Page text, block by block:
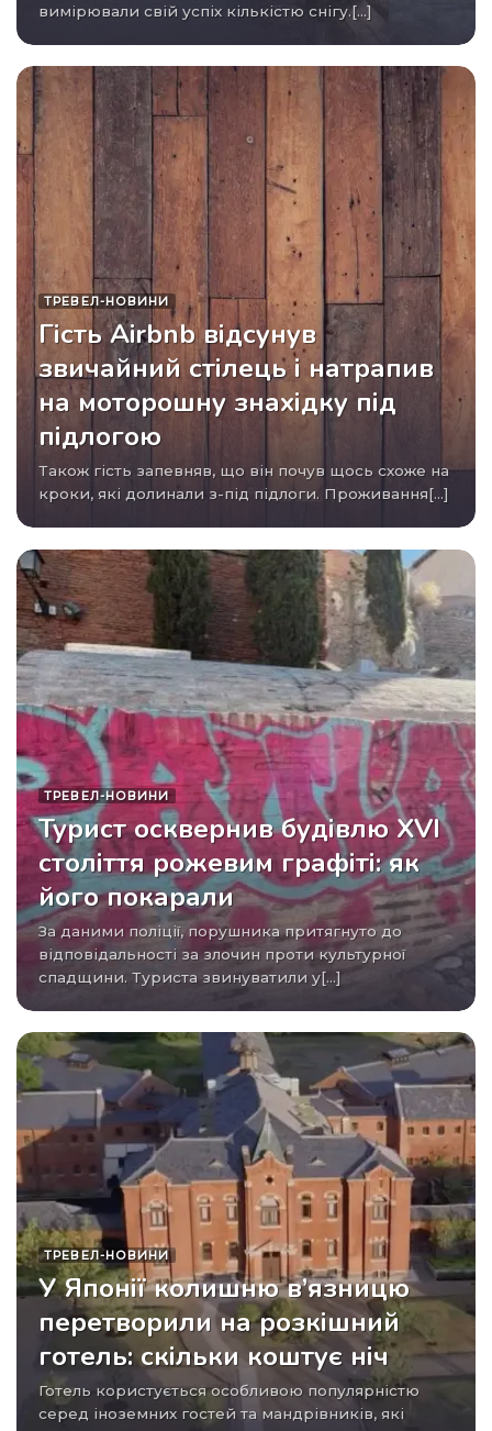
вимірювали свій успіх кількістю снігу.[...]
ТРЕВЕЛ-НОВИНИ
Гість Airbnb відсунув
звичайний стілець і натрапив
на моторошну знахідку під
підлогою
Також гість запевняв, що він почув щось схоже на
кроки, які долинали з-під підлоги. Проживання[...]
ТРЕВЕЛ-НОВИНИ
Турист осквернив будівлю XVI
століття рожевим графіті: як
його покарали
За даними поліції, порушника притягнуто до
відповідальності за злочин проти культурної
спадщини. Туриста звинуватили у[...]
ТРЕВЕЛ-НОВИНИ
У Японії колишню в’язницю
перетворили на розкішний
готель: скільки коштує ніч
Готель користується особливою популярністю
серед іноземних гостей та мандрівників, які